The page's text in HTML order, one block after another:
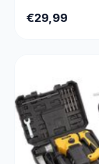
€29,99